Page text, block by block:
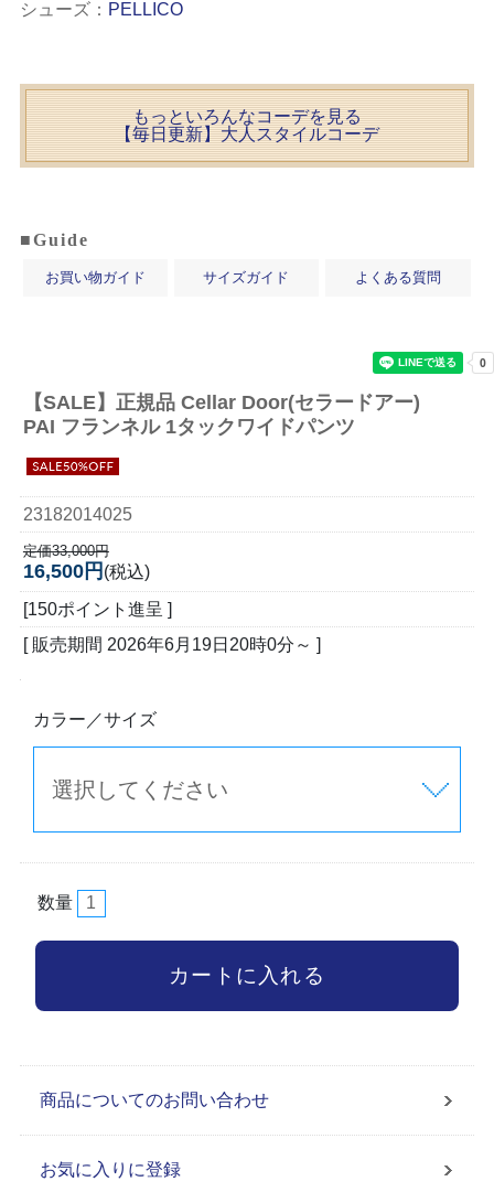
シューズ： PELLICO
もっといろんなコーデを見る
【毎日更新】大人スタイルコーデ
■Guide
お買い物ガイド サイズガイド よくある質問
【SALE】 正規品 Cellar Door(セラードアー)
PAI フランネル 1タックワイドパンツ
23182014025
定価33,000円
16,500円 (税込)
[150ポイント進呈 ]
[ 販売期間 2026年6月19日20時0分 ～ ]
カラー／サイズ
数量
商品についてのお問い合わせ
お気に入りに登録